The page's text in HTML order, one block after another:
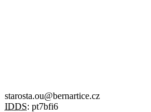
starosta.ou@bernartice.cz
IDDS: pt7bfi6